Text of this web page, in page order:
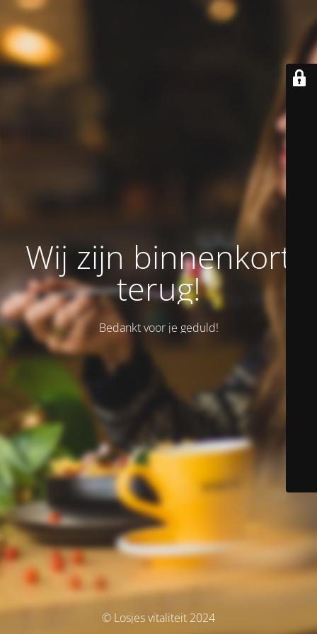
Wij zijn binnenkort
terug!
Bedankt voor je geduld!
© Losjes vitaliteit 2024